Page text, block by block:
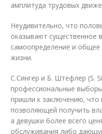
амплитуда трудовых
Неудивительно, что
оказывают существенное
самоопределение и общее
жизни.
С.Сингер и Б. Штефлер (S.
профессиональные
пришли к заключению,
позволяющей получить
а девушки более всего
обслуживания либо